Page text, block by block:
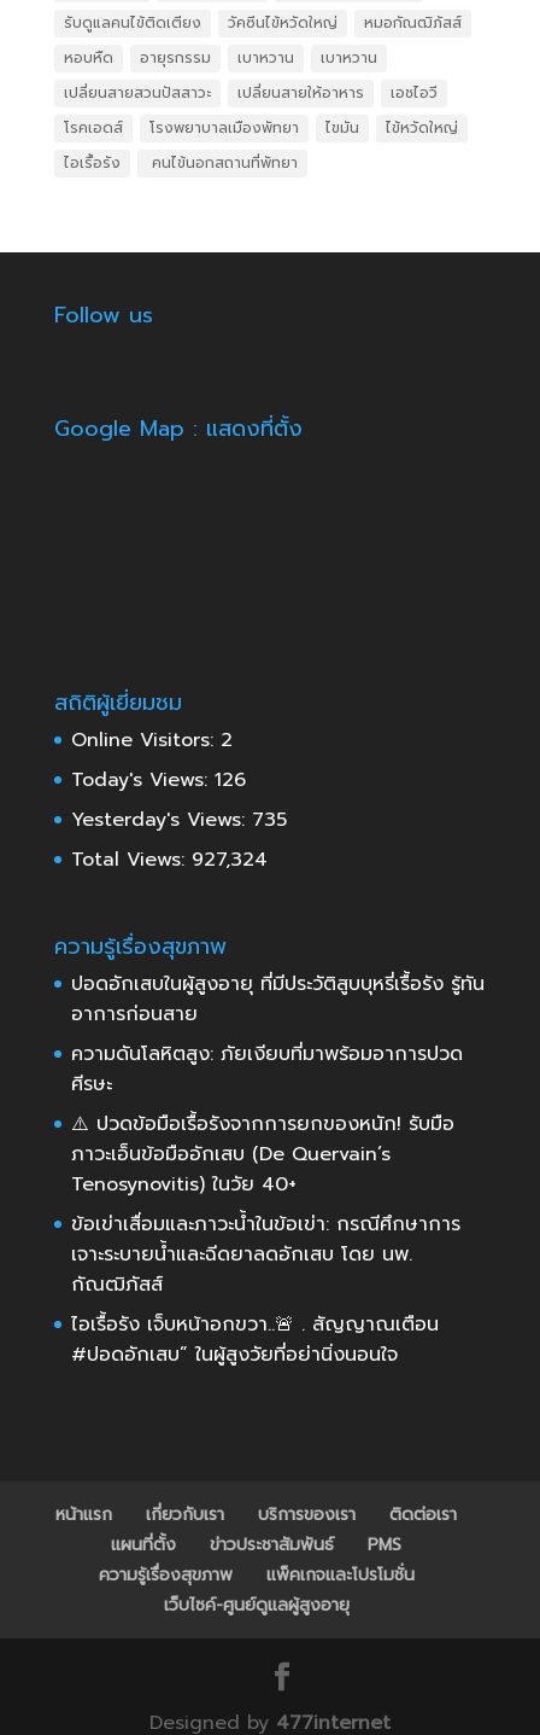
รับดูแลคนไข้ติดเตียง
วัคซีนไข้หวัดใหญ่
หมอกัณฒิภัสส์
หอบหืด
อายุรกรรม เบาหวาน
เบาหวาน
เปลี่ยนสายสวนปัสสาวะ
เปลี่ยนสายให้อาหาร
เอชไอวี
โรคเอดส์
โรงพยาบาลเมืองพัทยา ไขมัน
ไข้หวัดใหญ่
ไอเรื้อรัง
​ คนไข้นอกสถานที่พัทยา
Follow us
Google Map : แสดงที่ตั้ง
สถิติผู้เยี่ยมชม
Online Visitors: 2
Today's Views: 126
Yesterday's Views: 735
Total Views: 927,324
ความรู้เรื่องสุขภาพ
ปอดอักเสบในผู้สูงอายุ ที่มีประวัติสูบบุหรี่เรื้อรัง รู้ทัน
อาการก่อนสาย
ความดันโลหิตสูง: ภัยเงียบที่มาพร้อมอาการปวด
ศีรษะ
⚠️ ปวดข้อมือเรื้อรังจากการยกของหนัก! รับมือ
ภาวะเอ็นข้อมืออักเสบ (De Quervain’s
Tenosynovitis) ในวัย 40+
ข้อเข่าเสื่อมและภาวะน้ำในข้อเข่า: กรณีศึกษาการ
เจาะระบายน้ำและฉีดยาลดอักเสบ โดย นพ.
กัณฒิภัสส์
ไอเรื้อรัง เจ็บหน้าอกขวา..🚨 . สัญญาณเตือน
#ปอดอักเสบ” ในผู้สูงวัยที่อย่านิ่งนอนใจ
หน้าแรก เกี่ยวกับเรา บริการของเรา
ติดต่อเรา
แผนที่ตั้ง
ข่าวประชาสัมพันธ์
PMS
ความรู้เรื่องสุขภาพ
แพ็คเกจและโปรโมชั่น
เว็บไซค์-ศูนย์ดูแลผู้สูงอายุ
Designed by 477internet